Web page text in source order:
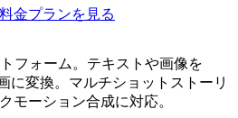
料金プランを見る
フォーム。テキストや画像を
に変換。マルチショットストーリ
モーション合成に対応。